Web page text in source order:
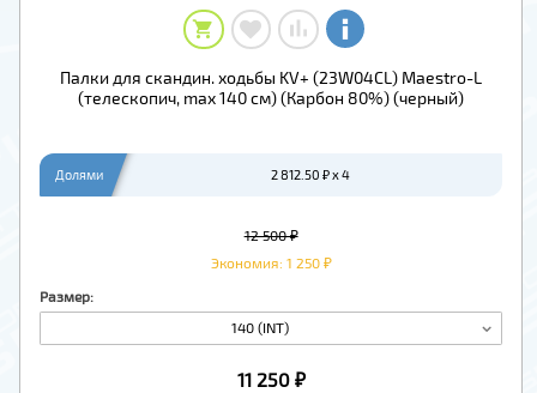
Палки для скандин. ходьбы KV+ (23W04CL) Maestro-L
(телескопич, max 140 см) (Карбон 80%) (черный)
Долями 2 812.50 ₽ x 4
Размер:
140 (INT)
12 500 ₽
Экономия: 1 250 ₽
11 250 ₽